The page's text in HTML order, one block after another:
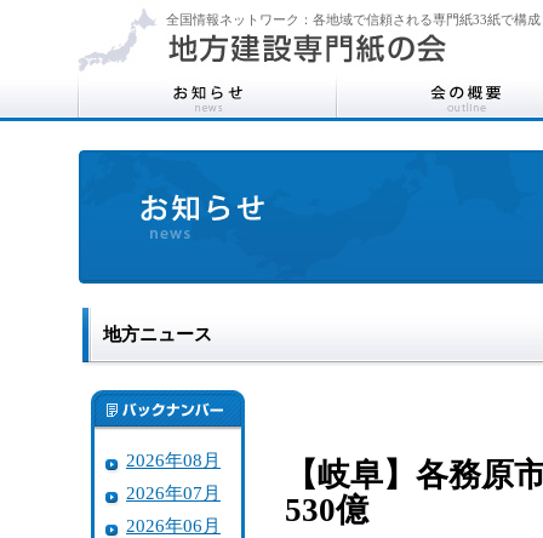
全国情報ネットワーク：各地域で信頼される専門紙33紙で構成
地方ニュース
2026年08月
2026年07月
2026年06月
【岐阜】各務
530億